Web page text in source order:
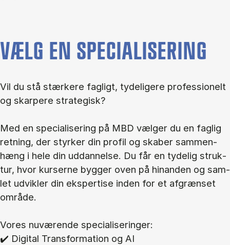
VÆLG EN SPECIALISERING
Vil du stå stær­ke­re fag­ligt, ty­de­li­ge­re pro­fes­sio­nelt
og skar­pe­re stra­te­gisk?
Med en spe­ci­a­li­se­ring på MBD væl­ger du en fag­lig
ret­ning, der styr­ker din pro­fil og ska­ber sam­men­
hæng i hele din ud­dan­nel­se. Du får en ty­de­lig struk­
tur, hvor kur­ser­ne byg­ger oven på hin­an­den og sam­
let ud­vik­ler din eks­per­ti­se in­den for et af­græn­set
om­rå­de.
Vo­res nu­væ­ren­de spe­ci­a­li­se­rin­ger:
✔️ Di­gi­tal Trans­for­ma­tion og AI